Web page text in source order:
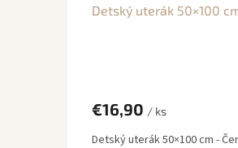
Detský uterák 50×100
€16,90 / ks
Detský uterák 50×100 cm -